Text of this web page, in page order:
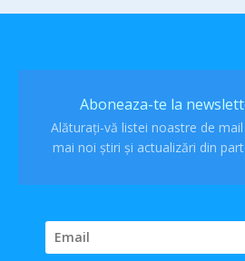
Aboneaza-te la
Alăturați-vă listei noastre de
mai noi știri și actualizări din